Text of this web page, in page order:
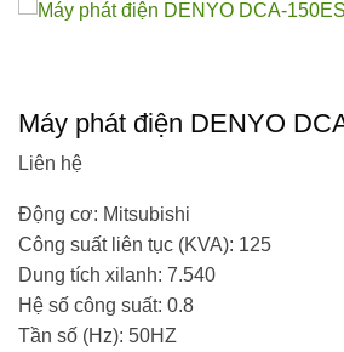
Máy phát điện DENYO
Liên hệ
Động cơ: Mitsubishi
Công suất liên tục (KVA): 125
Dung tích xilanh: 7.540
Hệ số công suất: 0.8
Tần số (Hz): 50HZ